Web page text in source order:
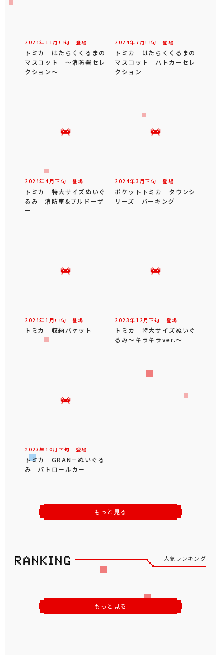
2024年 11 月 中旬 登場
トミカ はたらくくるまの
マスコット ～消防署セレ
クション～
2024年 7 月中旬 登場
トミカ はたらくくるまの
マスコット パトカーセレ
クション
2024年4 月下旬 登場
トミカ 特大サイズぬいぐ
るみ 消防車&ブルドーザ
ー
2024年3 月下旬 登場
ポケットトミカ タウンシ
リーズ パーキング
2024年 1 月中旬 登場
トミカ 収納バケット
2023年 12 月 下旬 登場
トミカ 特大サイズぬいぐ
るみ～キラキラver.～
2023年 10月 下旬 登場
トミカ GRAN＋ぬいぐる
み パトロールカー
もっと見る
人気ランキング
もっと見る